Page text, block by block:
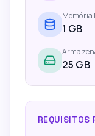
Memória
1 GB
25 GB
REQUISITOS